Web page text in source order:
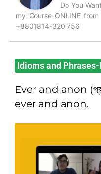
Do You
my Course-ONLINE
+8801814-320 756
Idioms and Phrases-
Ever and anon
ever and anon.